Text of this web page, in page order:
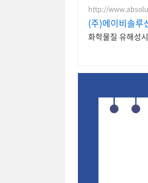
http://
(주)에이비솔루
화학물질 유해성